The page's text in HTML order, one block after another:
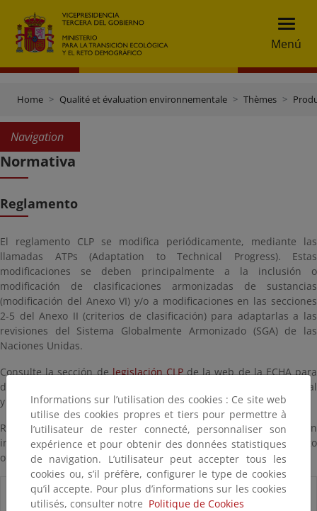
Menú
Home Qualité et évaluation environnementale Thèmes
Navigation
Normativa
Reglamento
El reglamento CLP se modifica periódicamente, mediante las
llamadas ATPs (Adaptation to Technical Progress). Estas
modificaciones se deben principalmente a la inclusión o
modificación de clasificaciones armonizadas de sustancias
(modificación del Anexo VI) y/o a modificaciones en las secciones
2-5 del Anexo II (criterios de clasificación) para adaptarlas a las
revisiones del Sistema Globalmente Armonizado (SGA) de las
Naciones Unidas.
Consulte la sección delegislación CLPde la web de la ECHA para
disponer de la versión del reglamento CLP consolidada más actual
y los reglamentos que la modifican o complementan en español.
Recuerde que en caso de duda, debe consultar la versión en
inglés de los reglamentos, puesto que constituye el único texto
oficial válido.
Informations sur l’utilisation des cookies : Ce site web
utilise des cookies propres et tiers pour permettre à
l’utilisateur de rester connecté, personnaliser son
expérience et pour obtenir des données statistiques
de navigation. L’utilisateur peut accepter tous les
cookies ou, s’il préfère, configurer le type de cookies
qu’il accepte. Pour plus d’informations sur les cookies
utilisés, consulter notre Politique de Cookies